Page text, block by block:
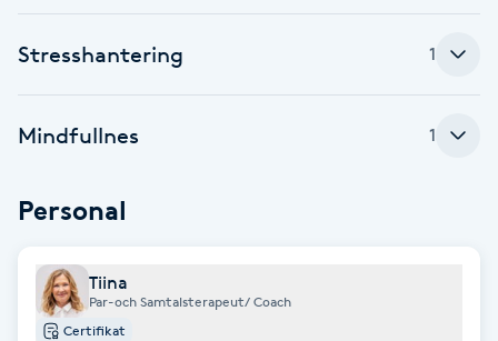
Fillers
Fransar
Stresshantering 1
Mindfullnes 1
Personal
Tiina
Par-och Samtalsterapeut/ Coach
Certifikat